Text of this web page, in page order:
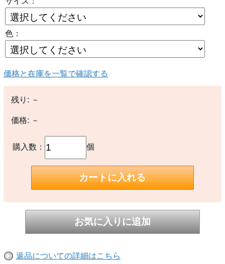
色：
価格と在庫を一覧で確認する
残り: －
価格:－
購入数： 個
返品についての詳細はこちら